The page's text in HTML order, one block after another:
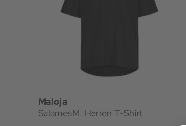
Maloja
SalamesM. Herren T-Shirt